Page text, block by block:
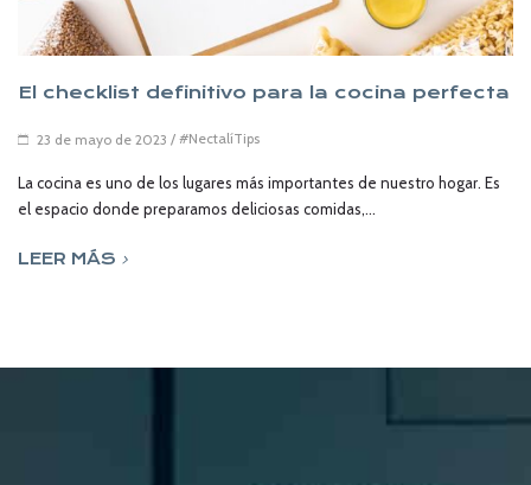
El checklist definitivo para la cocina perfecta
23 de mayo de 2023 / #NectalíTips
La cocina es uno de los lugares más importantes de nuestro hogar. Es
el espacio donde preparamos deliciosas comidas,...
LEER MÁS